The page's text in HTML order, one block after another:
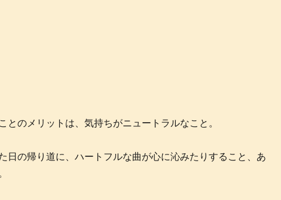
とのメリットは、気持ちがニュートラルなこと。
日の帰り道に、ハートフルな曲が心に沁みたりすること、あ